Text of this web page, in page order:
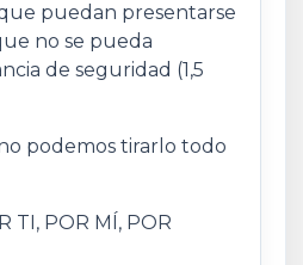
puedan presentarse
no se pueda
de seguridad (1,5
podemos tirarlo todo
TI, POR MÍ, POR